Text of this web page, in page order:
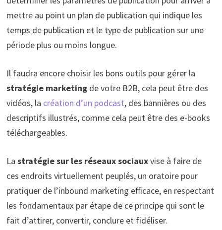
mettre au point un plan de publication qui indique les
temps de publication et le type de publication sur une
période plus ou moins longue.
Il faudra encore choisir les bons outils pour gérer la
stratégie marketingde votre B2B, cela peut être des
vidéos, la création d’un podcast, des bannières ou des
descriptifs illustrés, comme cela peut être des e-books
téléchargeables.
La stratégie sur les réseaux sociauxvise à faire de
ces endroits virtuellement peuplés, un oratoire pour
pratiquer de l’inbound marketing efficace, en respectant
les fondamentaux par étape de ce principe qui sont le
fait d’attirer, convertir, conclure et fidéliser.